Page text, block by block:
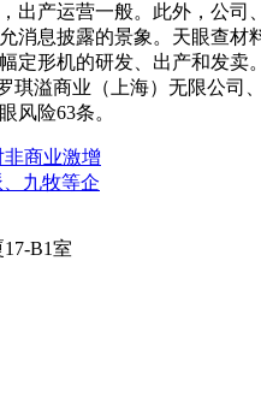
出产运营一般。此外，公
消息披露的景象。天眼查
定形机的研发、出产和发
琪溢商业（上海）无限公
风险63条。
商业激增
九牧等企
B1室